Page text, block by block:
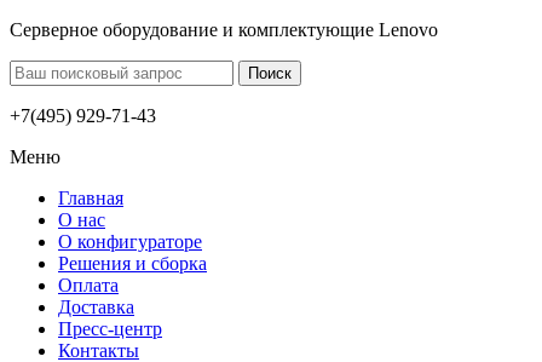
Серверное оборудование и комплектующие Lenovo
+7(495) 929-71-43
Меню
Главная
О нас
О конфигураторе
Решения и сборка
Оплата
Доставка
Пресс-центр
Контакты